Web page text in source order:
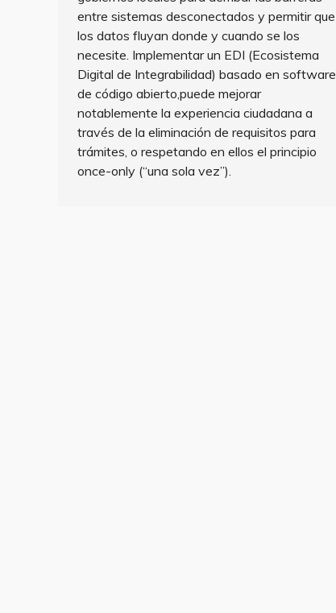
entre sistemas desconectados y permitir que
los datos fluyan donde y cuando se los
necesite. Implementar un EDI (Ecosistema
Digital de Integrabilidad) basado en software
de código abierto,puede mejorar
notablemente la experiencia ciudadana a
través de la eliminación de requisitos para
trámites, o respetando en ellos el principio
once-only (“una sola vez”).